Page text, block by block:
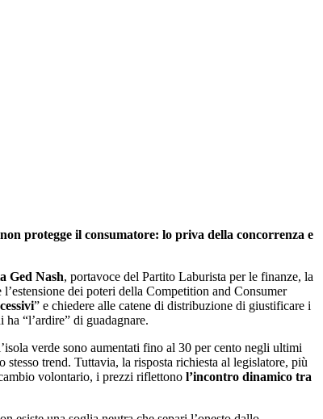
protegge il consumatore: lo priva della concorrenza e
Ged Nash, portavoce del Partito Laburista per le finanze, la
dei poteri della Competition and Consumer
” e chiedere alle catene di distribuzione di giustificare i
“l’ardire” di guadagnare.
verde sono aumentati fino al 30 per cento negli ultimi
trend. Tuttavia, la risposta richiesta al legislatore, più
volontario, i prezzi riflettono l’incontro dinamico tra